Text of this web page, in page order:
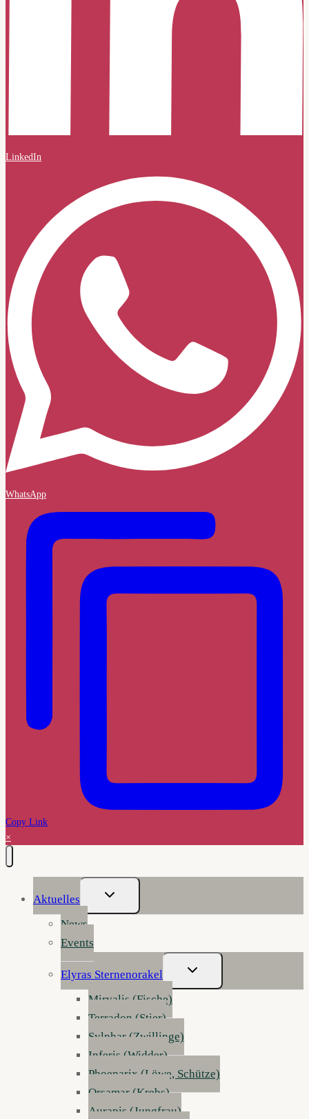
LinkedIn
WhatsApp
Copy Link
×
Aktuelles
Untermenü
Umschalten
News
Events
Elyras Sternenorakel
Untermenü
Umschalten
Mirvalis (Fische)
Terradon (Stier)
Sylphar (Zwillinge)
Inferis (Widder)
Phoenarix (Löwe, Schütze)
Orsamar (Krebs)
Aurapis (Jungfrau)